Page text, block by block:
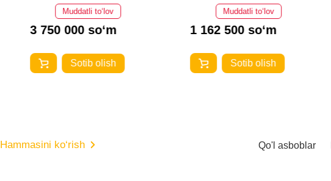
Muddatli to‘lov
3 750 000 so‘m
Sotib olish
Muddatli to‘lov
1 162 500 so‘m
Sotib olish
Hammasini ko‘rish Qo'l asboblar